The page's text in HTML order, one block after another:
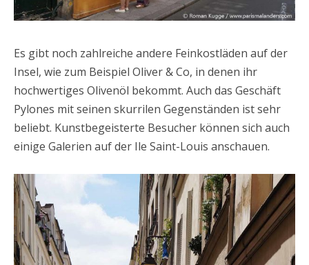
Es gibt noch zahlreiche andere Feinkostläden auf der
Insel, wie zum Beispiel Oliver & Co, in denen ihr
hochwertiges Olivenöl bekommt. Auch das Geschäft
Pylones mit seinen skurrilen Gegenständen ist sehr
beliebt. Kunstbegeisterte Besucher können sich auch
einige Galerien auf der Ile Saint-Louis anschauen.